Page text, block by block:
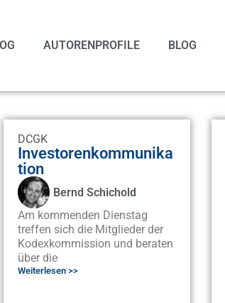
AUTORENPROFILE BLOG
DCGK
Investorenkommunika
tion
Bernd Schichold
Am kommenden Dienstag
treffen sich die Mitglieder der
Kodexkommission und beraten
über die
Weiterlesen >>